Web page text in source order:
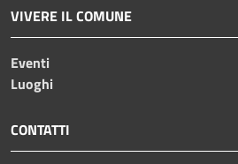
VIVERE IL COMUNE
Eventi
Luoghi
CONTATTI